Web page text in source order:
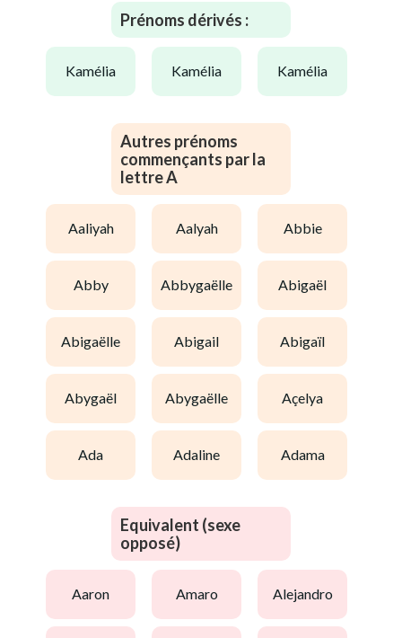
Prénoms dérivés :
kamélia kamélia kamélia
Autres prénoms
commençants par la
lettre A
aaliyah aalyah abbie
abby abbygaëlle abigaël
abigaëlle abigail abigaïl
abygaël abygaëlle açelya
ada adaline adama
Equivalent (sexe
opposé)
aaron amaro alejandro